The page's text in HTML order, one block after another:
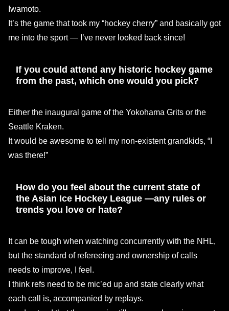
Iwamoto.
It’s the game that took my “hockey cherry” and basically got
me into the sport — I’ve never looked back since!
If you could attend any historic hockey game
from the past, which one would you pick?
Either the inaugural game of the Yokohama Grits or the
Seattle Kraken.
It would be awesome to tell my non-existent grandkids, “I
was there!”
How do you feel about the current state of
the Asian Ice Hockey League —any rules or
trends you love or hate?
It can be tough when watching concurrently with the NHL,
but the standard of refereeing and ownership of calls
needs to improve, I feel.
I think refs need to be mic’ed up and state clearly what
each call is, accompanied by replays.